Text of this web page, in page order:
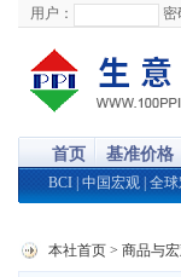
用户： 密
首页 基准价格
BCI 中国宏观 全
本社首页 > 商品与